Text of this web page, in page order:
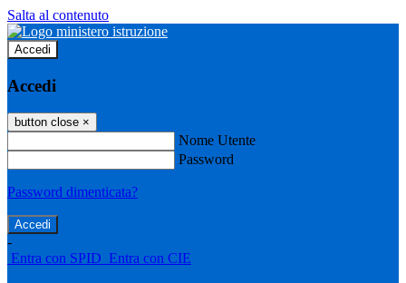
Salta al contenuto
Accedi
Accedi
button close ×
Nome Utente
Password
Password dimenticata?
-
Entra con SPID Entra con CIE